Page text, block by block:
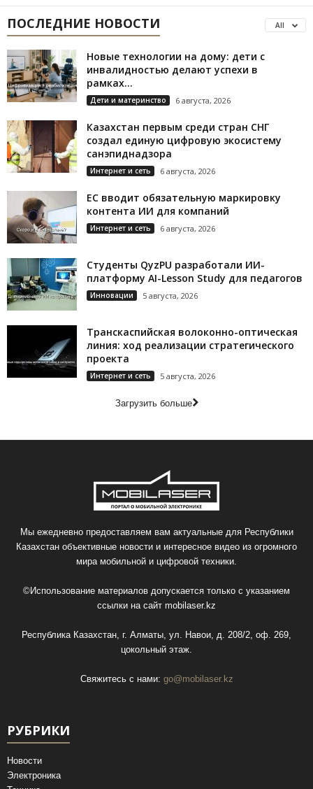
ПОСЛЕДНИЕ НОВОСТИ All
Новые технологии на дому: дети с
инвалидностью делают успехи в
рамках...
Дети и материнство 6 августа, 2026
Казахстан первым среди стран СНГ
создал единую цифровую экосистему
санэпиднадзора
Интернет и сеть 6 августа, 2026
ЕС вводит обязательную маркировку
контента ИИ для компаний
Интернет и сеть 6 августа, 2026
Студенты QyzPU разработали ИИ-
платформу AI-Lesson Study для педагогов
Инновации 5 августа, 2026
Транскаспийская волоконно-оптическая
линия: ход реализации стратегического
проекта
Интернет и сеть 5 августа, 2026
Загрузить больше
Мы ежедневно предоставляем вам актуальные для Республики
Казахстан объективные новости и интересное видео из огромного
мира мобильной и цифровой техники.
©Использование материалов допускается только с указанием
ссылки на сайт mobilaser.kz
Республика Казахстан, г. Алматы, ул. Навои, д. 208/2, оф. 269,
цокольный этаж.
Свяжитесь с нами: go@mobilaser.kz
РУБРИКИ
Новости
Электроника